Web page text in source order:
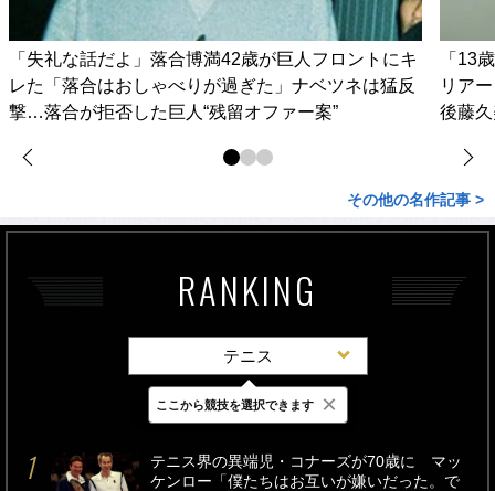
「失礼な話だよ」落合博満42歳が巨人フロントにキ
レた「落合はおしゃべりが過ぎた」ナベツネは猛反
撃…落合が拒否した巨人“残留オファー案”
「13
リア
後藤
その他の名作記事 >
RANKING
テニス
最新 24時間 週間
テニス界の異端児・コナーズが70歳に マッ
ケンロー「僕たちはお互いが嫌いだった。で
ここから競技を選択できます ×